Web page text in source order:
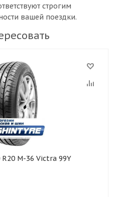
строгим
вашей поездки.